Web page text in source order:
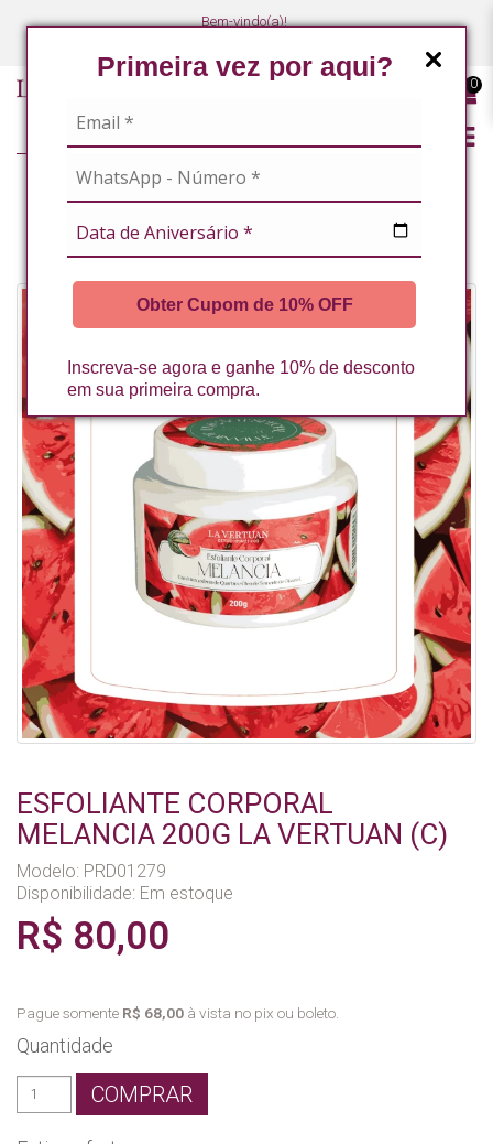
Primeira vez por aqui?
Obter Cupom de 10% OFF
Inscreva-se agora e ganhe 10% de desconto
em sua primeira compra.
Bem-vindo(a)!
0
ESFOLIANTE CORPORAL
MELANCIA 200G LA VERTUAN (C)
Modelo: PRD01279
Disponibilidade: Em estoque
R$ 80,00
Pague somente R$ 68,00 à vista no pix ou boleto.
Quantidade
COMPRAR